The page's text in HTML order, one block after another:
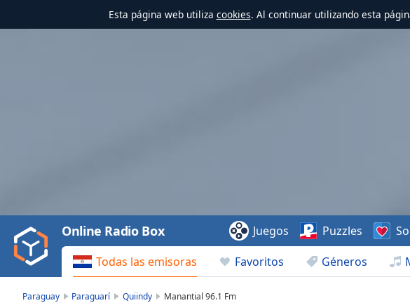
Esta página web utiliza cookies. Al continuar utilizando esta
Video
Play
Backward
Skip
Todas las emisoras Favoritos Géneros
Online Radio Box Juegos Puzzles
Paraguay Paraguarí Quiindy Manantial 96.1 Fm